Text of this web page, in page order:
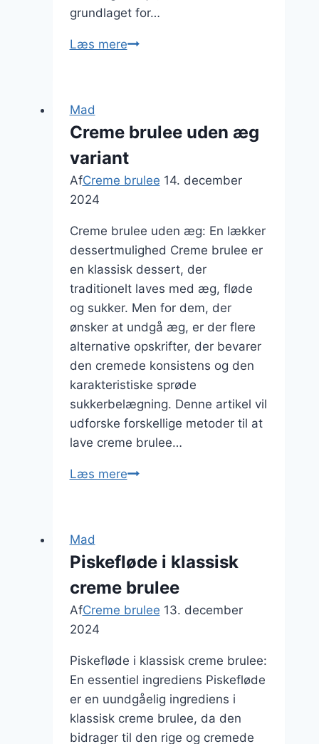
grundlaget for…
Læs mereSkønne
Mad
Creme brulee uden æg
variant
AfCreme brulee 14. december
2024
Creme brulee uden æg: En lækker
dessertmulighed Creme brulee er
en klassisk dessert, der
traditionelt laves med æg, fløde
og sukker. Men for dem, der
ønsker at undgå æg, er der flere
alternative opskrifter, der bevarer
den cremede konsistens og den
karakteristiske sprøde
sukkerbelægning. Denne artikel vil
udforske forskellige metoder til at
lave creme brulee…
Læs mereCreme
Mad
Piskefløde i klassisk
creme brulee
AfCreme brulee 13. december
2024
Piskefløde i klassisk creme brulee:
En essentiel ingrediens Piskefløde
er en uundgåelig ingrediens i
klassisk creme brulee, da den
bidrager til den rige og cremede